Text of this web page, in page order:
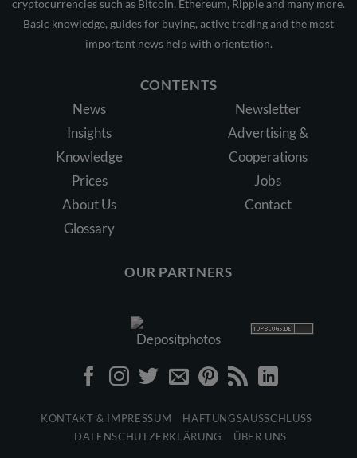
cryptocurrencies such as Bitcoin, Ethereum, Ripple and many more.
Basic knowledge, guides for buying, active trading and the most
important news help with orientation.
CONTENTS
News
Insights
Knowledge
Prices
About Us
Glossary
Newsletter
Advertising &
Cooperations
Jobs
Contact
OUR PARTNERS
KONTAKT & IMPRESSUM
HAFTUNGSAUSSCHLUSS
DATENSCHUTZERKLÄRUNG
ÜBER UNS